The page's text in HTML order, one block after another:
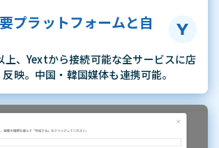
プラットフォームと自
上、Yextから接続可能な全サービスに店
映。中国・韓国媒体も連携可能。